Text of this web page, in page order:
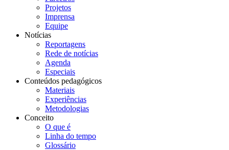
Projetos
Imprensa
Equipe
Notícias
Reportagens
Rede de notícias
Agenda
Especiais
Conteúdos pedagógicos
Materiais
Experiências
Metodologias
Conceito
O que é
Linha do tempo
Glossário